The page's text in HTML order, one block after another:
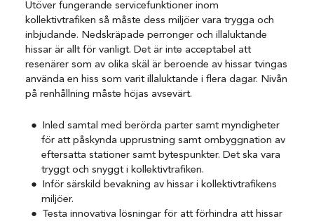
Utöver fungerande servicefunktioner inom
kollektivtrafiken så måste dess miljöer vara trygga och
inbjudande. Nedskräpade perronger och illaluktande
hissar är allt för vanligt. Det är inte acceptabel att
resenärer som av olika skäl är beroende av hissar tvingas
använda en hiss som varit illaluktande i flera dagar. Nivån
på renhållning måste höjas avsevärt.
Inled samtal med berörda parter samt myndigheter
för att påskynda upprustning samt ombyggnation av
eftersatta stationer samt bytespunkter. Det ska vara
tryggt och snyggt i kollektivtrafiken.
Inför särskild bevakning av hissar i kollektivtrafikens
miljöer.
Testa innovativa lösningar för att förhindra att hissar